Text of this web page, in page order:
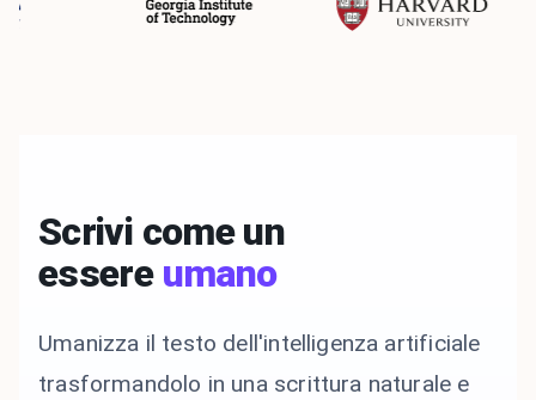
Scrivi come un
essere umano
Umanizza il testo dell'intelligenza artificiale
trasformandolo in una scrittura naturale e